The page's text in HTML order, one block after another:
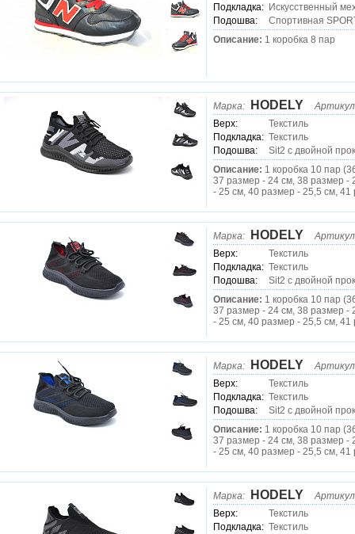
Подкладка: Искусственный
Подошва:
Спортивная
Описание: 1 коробка 8 пар
Марка: HODELY
Верх:
Текстиль
Подкладка: Текстиль
Подошва:
Sit2 c двойной
Описание: 1 коробка 10 пар
37 размер - 24 см, 38 размер -
- 25 см, 40 размер - 25,5 см, 41
Марка: HODELY
Верх:
Текстиль
Подкладка: Текстиль
Подошва:
Sit2 c двойной
Описание: 1 коробка 10 пар
37 размер - 24 см, 38 размер -
- 25 см, 40 размер - 25,5 см, 41
Марка: HODELY
Верх:
Текстиль
Подкладка: Текстиль
Подошва:
Sit2 c двойной
Описание: 1 коробка 10 пар
37 размер - 24 см, 38 размер -
- 25 см, 40 размер - 25,5 см, 41
Марка: HODELY
Верх:
Текстиль
Подкладка: Текстиль